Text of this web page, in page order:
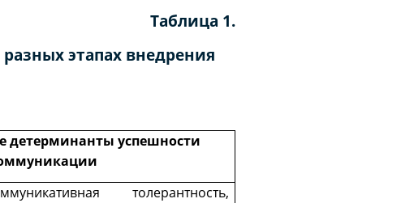
Таблица 1.
этапах внедрения
детерминанты успешности
толерантность,